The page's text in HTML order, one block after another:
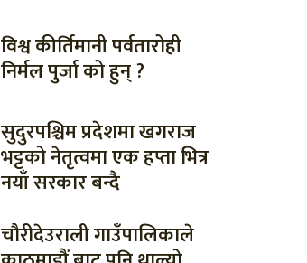
विश्व कीर्तिमानी पर्वतारोही
निर्मल पुर्जा को हुन् ?
सुदुरपश्चिम प्रदेशमा खगराज
भट्टको नेतृत्वमा एक हप्ता भित्र
नयाँ सरकार बन्दै
चौरीदेउराली गाउँपालिकाले